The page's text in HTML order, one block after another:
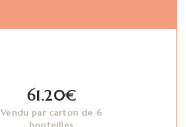
61.20€
Vendu par carton de 6